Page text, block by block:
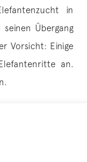
in
Übergang
Vorsicht: Einige
an.